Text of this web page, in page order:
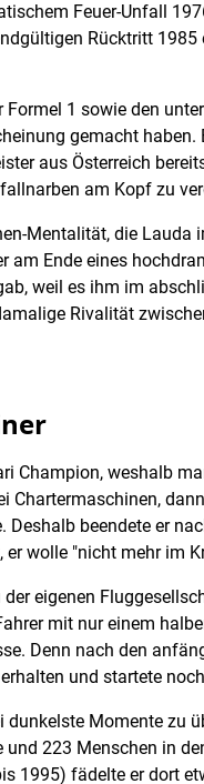
Feuer-Unfall
Rücktritt
Formel 1 sowie den
gemacht
aus Österreich
am Kopf zu
Mentalität, die Lauda
am Ende eines
weil es ihm im
Rivalität
Champion, weshalb
Chartermaschinen,
beendete er
wolle "nicht mehr im
eigenen
mit nur einem
Denn nach den
und startete
Momente zu
223 Menschen in
1995) fädelte er dort